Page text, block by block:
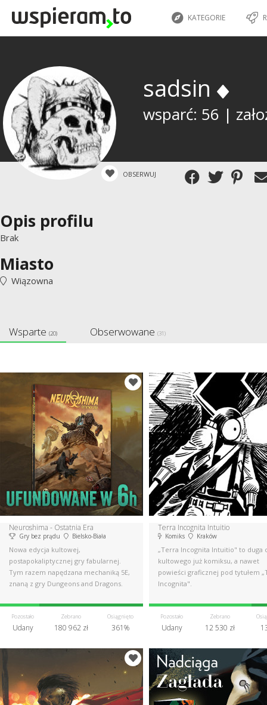
KATEGORIE
sadsin
wsparć: 56 |
OBSERWUJ
Opis profilu
Brak
Miasto
Wiązowna
Wsparte (20) Obserwowane (31)
Neuroshima - Ostatnia Era
Gry bez prądu Bielsko-Biała
Nowa edycja kultowej,
postapokaliptycznej gry fabularnej.
Tym razem napędzana mechaniką 5E,
znaną z gry Dungeons and Dragons.
Pozostało
Udany
Zebrano
180 962 zł
Osiągnięto
361%
Terra Incognita Intuitio
Komiks Kraków
„Terra Incognita Intuitio" to duga
kultowego już komiksu, a nawet
powieści graficznej pod tytułem
Incognita".
Pozostało
Udany
Zebrano
12 530 zł